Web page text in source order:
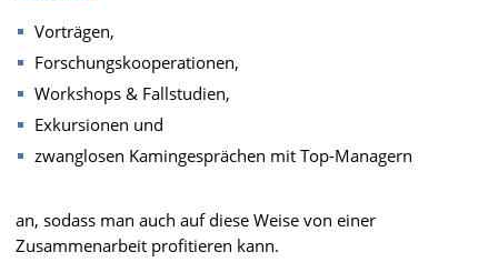
Vorträgen,
Forschungskooperationen,
Workshops & Fallstudien,
Exkursionen und
zwanglosen Kamingesprächen mit Top-Managern
an, sodass man auch auf diese Weise von einer
Zusammenarbeit profitieren kann.